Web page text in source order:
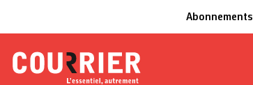
Abonnements